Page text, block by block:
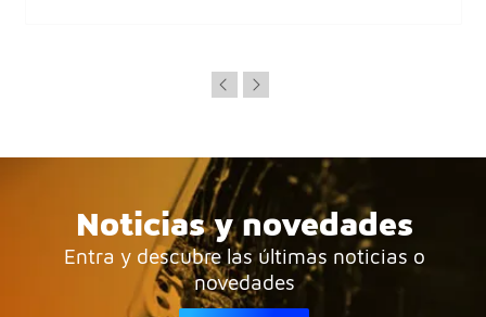
Noticias y novedades
Entra y descubre las últimas noticias o
novedades